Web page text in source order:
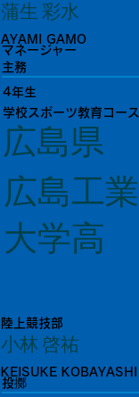
蒲生 彩水
AYAMI GAMO
マネージャー
主務
4年生
学校スポーツ教育コース
広島県
広島工業
大学高
陸上競技部
小林 啓祐
KEISUKE KOBAYASHI
投擲